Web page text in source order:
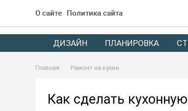
О сайте Политика сайта
ДИЗАЙН ПЛАНИРОВКА
Главная Ремонт на кухне
Как сделать